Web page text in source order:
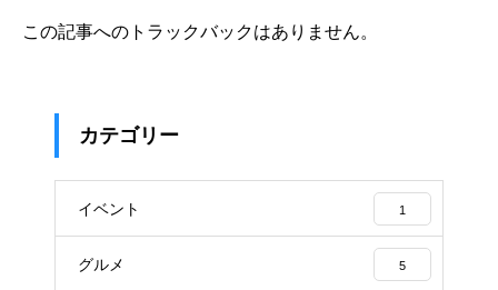
この記事へのトラックバックはありません。
カテゴリー
イベント 1
グルメ 5